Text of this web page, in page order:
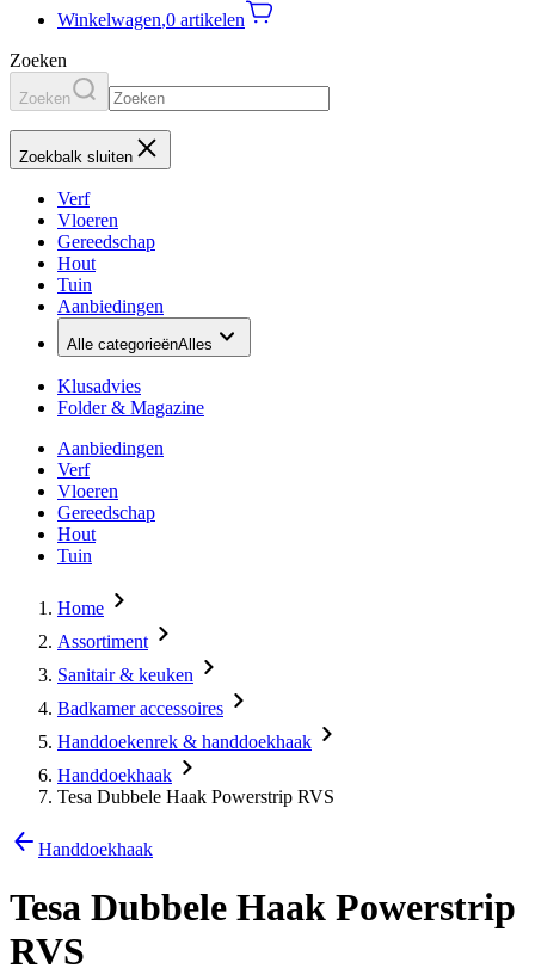
Winkelwagen,0 artikelen
Zoeken
Zoeken
Zoekbalk sluiten
Verf
Vloeren
Gereedschap
Hout
Tuin
Aanbiedingen
Alle categorieënAlles
Klusadvies
Folder & Magazine
Aanbiedingen
Verf
Vloeren
Gereedschap
Hout
Tuin
Home
Assortiment
Sanitair & keuken
Badkamer accessoires
Handdoekenrek & handdoekhaak
Handdoekhaak
Tesa Dubbele Haak Powerstrip RVS
Handdoekhaak
Tesa Dubbele Haak Powerstrip
RVS